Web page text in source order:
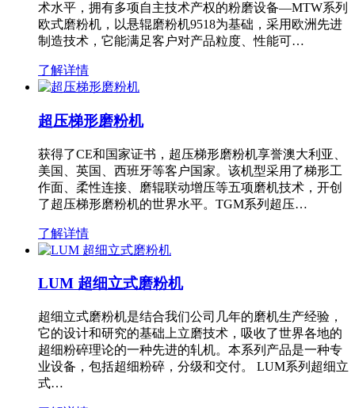
术水平，拥有多项自主技术产权的粉磨设备—MTW系列
欧式磨粉机，以悬辊磨粉机9518为基础，采用欧洲先进
制造技术，它能满足客户对产品粒度、性能可…
了解详情
超压梯形磨粉机
获得了CE和国家证书，超压梯形磨粉机享誉澳大利亚、
美国、英国、西班牙等客户国家。该机型采用了梯形工
作面、柔性连接、磨辊联动增压等五项磨机技术，开创
了超压梯形磨粉机的世界水平。TGM系列超压…
了解详情
LUM 超细立式磨粉机
超细立式磨粉机是结合我们公司几年的磨机生产经验，
它的设计和研究的基础上立磨技术，吸收了世界各地的
超细粉碎理论的一种先进的轧机。本系列产品是一种专
业设备，包括超细粉碎，分级和交付。 LUM系列超细立
式…